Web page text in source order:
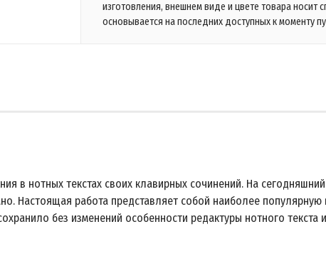
изготовления, внешнем виде и цвете товара носит
основывается на последних доступных к моменту
в нотных текстах своих клавирных сочинений. На
Настоящая работа представляет собой наиболее популярную
без изменений особенности редактуры нотного текста